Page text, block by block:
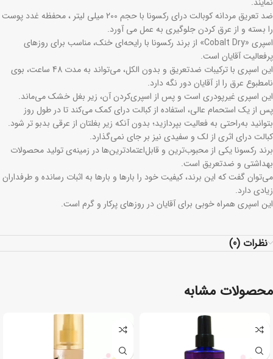
ضد تعریق مردانه کوبالت درای رکسونا با حجم 200 میلی لیتر ، محفظه غدد پوست
را بسته و از عرق کردن جلوگیری به عمل می آورد.
اسپری «Cobalt Dry» از برند رکسونا با رایحه‌ای خنک، مناسب برای روزهای
پرفعالیت آقایان است.
این اسپری با ترکیبات ضدتعریق و بدون الکل، می‌تواند به مدت 48 ساعت، بوی
نامطبوع عرق را از آقایان دور نگه دارد.
این اسپری غیرپودری است و پس از اسپری‌کردن آن، زیر بغل خشک می‌ماند.
پس از یک استحمام عالی، استفاده از کبالت درای کمک می‌کند تا در طول روز
بتوانید به‌راحتی به فعالیت بپردازید؛ بدون آنکه زیر بغلتان از عرقی بدبو تر شود.
کبالت درای اثری از لک و سفیدی نیز بر جای نمی‌گذارد.
برند رکسونا یکی از محبوب‌ترین و قابل‌اعتمادترین‌ها در زمینه‌ی تولید محصولات
بهداشتی و ضدتعریق است.
می‌توان گفت که این برند، کیفیت خود را بارها و بارها به اثبات رسانده و طرفداران
زیادی دارد.
این اسپری همراه خوبی برای آقایان در روزهای پرکار و گرم است.
نظرات (0)
محصولات مشابه